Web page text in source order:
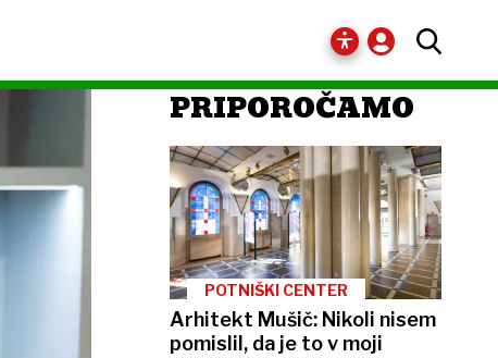
PRIPOROČAMO
POTNIŠKI CENTER
Arhitekt Mušič: Nikoli nisem
pomislil, da je to v moji